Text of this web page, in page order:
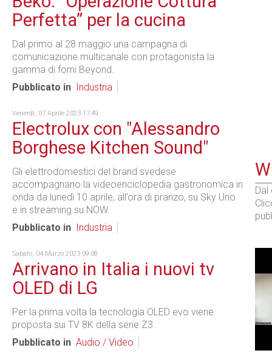
Perfetta” per la cucina
Dal primo al 28 maggio una campagna di
comunicazione multicanale con protagonista la
gamma di forni Beyond.
Pubblicato in
Industria
Venerdì, 07 Aprile 2023 17:49
Electrolux con "Alessandro
Borghese Kitchen Sound"
Gli elettrodomestici del brand svedese
accompagnano la videoenciclopedia gastronomica in
onda da lunedì 10 aprile, all’ora di pranzo, su Sky Uno
e in streaming su NOW.
Pubblicato in
Industria
Sabato, 04 Marzo 2023 09:08
Arrivano in Italia i nuovi tv
OLED di LG
Per la prima volta la tecnologia OLED evo viene
proposta sui TV 8K della serie Z3.
Pubblicato in Audio / Video